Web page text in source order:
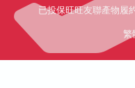
已投保旺旺友聯產物履
繁